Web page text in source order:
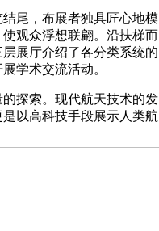
尾，布展者独具匠心地模
观众浮想联翩。沿扶梯而
展厅介绍了各分类系统的
学术交流活动。
探索。现代航天技术的发
以高科技手段展示人类航